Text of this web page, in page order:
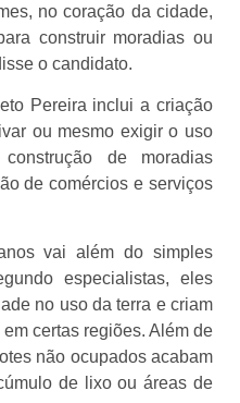
no coração da cidade,
construir moradias ou
o candidato.
Pereira inclui a criação
ou mesmo exigir o uso
de moradias
de comércios e serviços
vai além do simples
especialistas, eles
no uso da terra e criam
certas regiões. Além de
não ocupados acabam
de lixo ou áreas de